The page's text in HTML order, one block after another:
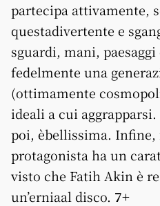
partecipa attivamente,
questadivertente e
sguardi, mani,
fedelmente una
(ottimamente
ideali a cui
poi, èbellissima.
protagonista ha un
visto che Fatih Akin è
un’erniaal disco. 7+